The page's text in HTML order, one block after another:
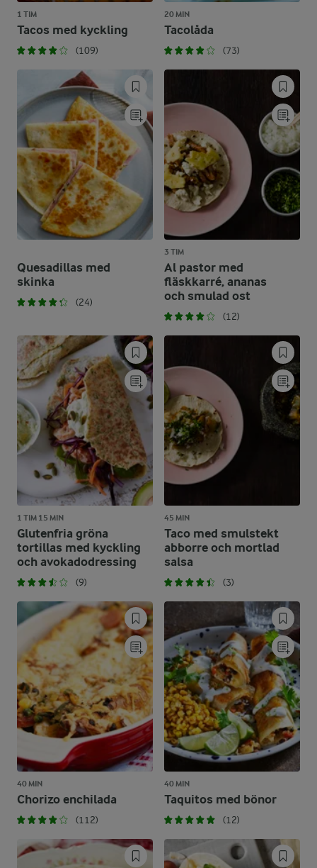
1 TIM
Tacos med kyckling
(109)
20 MIN
Tacolåda
(73)
Quesadillas med
skinka
(24)
3 TIM
Al pastor med
fläskkarré, ananas
och smulad ost
(12)
1 TIM 15 MIN
Glutenfria gröna
tortillas med kyckling
och avokadodressing
(9)
45 MIN
Taco med smulstekt
abborre och mortlad
salsa
(3)
40 MIN
Chorizo enchilada
(112)
40 MIN
Taquitos med bönor
(12)